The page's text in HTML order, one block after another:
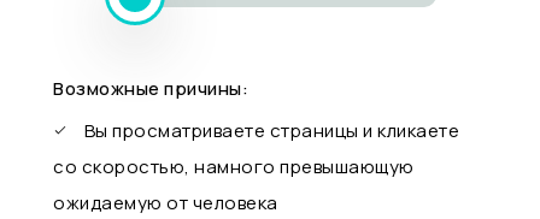
Возможные причины:
Вы просматриваете страницы и кликаете
со скоростью, намного превышающую
ожидаемую от человека